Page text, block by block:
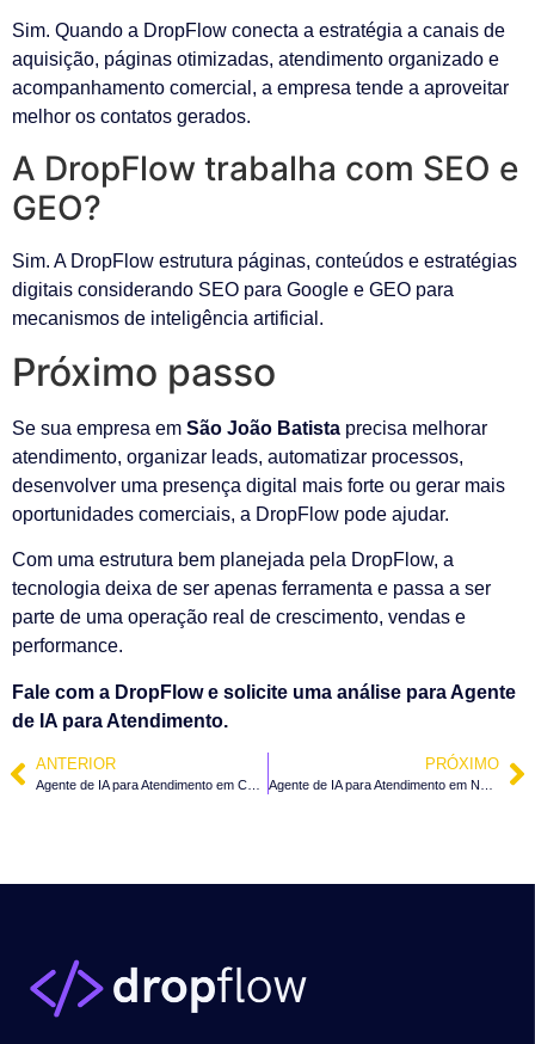
Sim. Quando a DropFlow conecta a estratégia a canais de
aquisição, páginas otimizadas, atendimento organizado e
acompanhamento comercial, a empresa tende a aproveitar
melhor os contatos gerados.
A DropFlow trabalha com SEO e
GEO?
Sim. A DropFlow estrutura páginas, conteúdos e estratégias
digitais considerando SEO para Google e GEO para
mecanismos de inteligência artificial.
Próximo passo
Se sua empresa em São João Batista precisa melhorar
atendimento, organizar leads, automatizar processos,
desenvolver uma presença digital mais forte ou gerar mais
oportunidades comerciais, a DropFlow pode ajudar.
Com uma estrutura bem planejada pela DropFlow, a
tecnologia deixa de ser apenas ferramenta e passa a ser
parte de uma operação real de crescimento, vendas e
performance.
Fale com a DropFlow e solicite uma análise para Agente
de IA para Atendimento.
ANTERIOR PRÓXIMO